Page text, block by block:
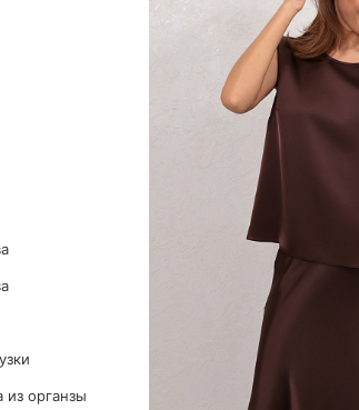
НА ОПТОВЫЙ ДОСТУП
данные компании. Менеджер проверит заявку
из органзы